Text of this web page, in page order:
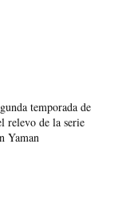
temporada de
relevo de la serie
Yaman